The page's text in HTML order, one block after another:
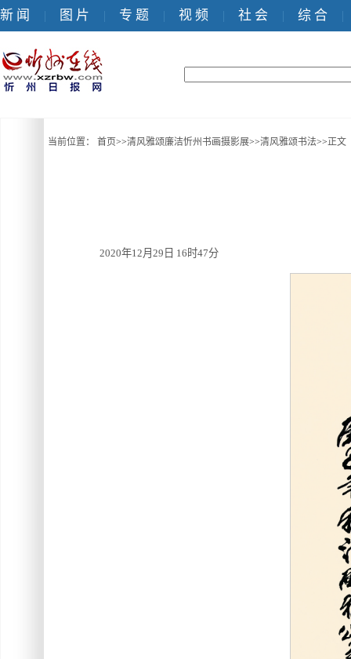
新 闻 | 图 片 | 专 题 | 视 频 | 社 会 | 综 合 |
当前位置： 首页>>清风雅颂廉洁忻州书画摄影展>>清风雅颂书法>>正文
2020年12月29日 16时47分